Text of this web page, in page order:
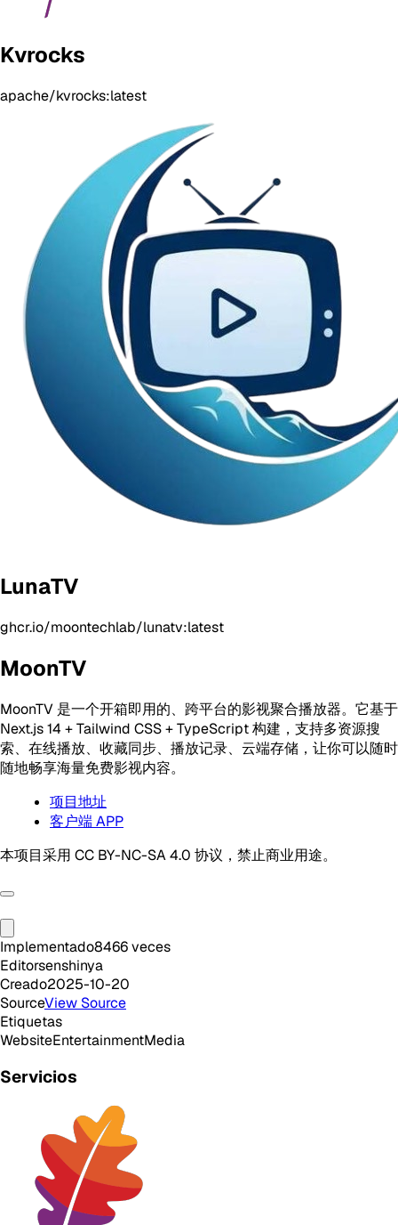
Kvrocks
apache/kvrocks:latest
LunaTV
ghcr.io/moontechlab/lunatv:latest
MoonTV
MoonTV 是一个开箱即用的、跨平台的影视聚合播放器。它基于
Next.js 14 + Tailwind CSS + TypeScript 构建，支持多资源搜
索、在线播放、收藏同步、播放记录、云端存储，让你可以随时
随地畅享海量免费影视内容。
项目地址
客户端 APP
本项目采用 CC BY-NC-SA 4.0 协议，禁止商业用途。
Implementado8466veces
Editorsenshinya
Creado2025-10-20
SourceView Source
Etiquetas
WebsiteEntertainmentMedia
Servicios